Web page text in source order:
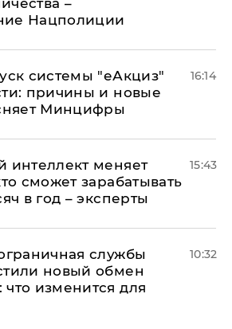
–
Нацполиции
системы "еАкциз"
причины и новые
Минцифры
16:14
интеллект меняет
сможет зарабатывать
в год – эксперты
15:43
службы
новый обмен
изменится для
10:32